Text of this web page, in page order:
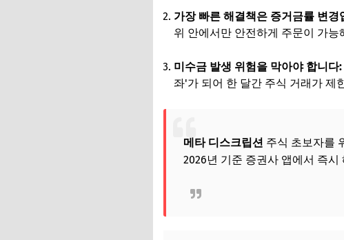
가장 빠른 해결책은 증거금률 변경
위 안에서만 안전하게 주문이 가능
미수금 발생 위험을 막아야 합니다:
좌'가 되어 한 달간 주식 거래가 제
메타 디스크립션 주식 초보자를
2026년 기준 증권사 앱에서 즉